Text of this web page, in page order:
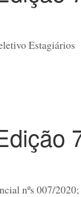
Estagiários
nºs 007/